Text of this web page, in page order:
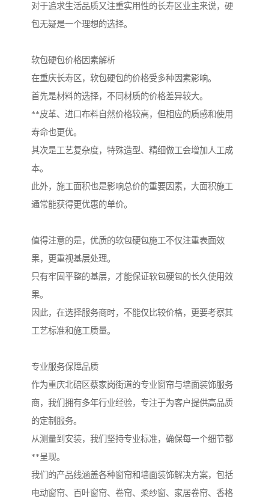
对于追求生活品质又注重实用性的长寿区业主来说，硬
包无疑是一个理想的选择。
软包硬包价格因素解析
在重庆长寿区，软包硬包的价格受多种因素影响。
首先是材料的选择，不同材质的价格差异较大。
**皮革、进口布料自然价格较高，但相应的质感和使用
寿命也更优。
其次是工艺复杂度，特殊造型、精细做工会增加人工成
本。
此外，施工面积也是影响总价的重要因素，大面积施工
通常能获得更优惠的单价。
值得注意的是，优质的软包硬包施工不仅注重表面效
果，更重视基层处理。
只有牢固平整的基层，才能保证软包硬包的长久使用效
果。
因此，在选择服务商时，不能仅比较价格，更要考察其
工艺标准和施工质量。
专业服务保障品质
作为重庆北碚区蔡家岗街道的专业窗帘与墙面装饰服务
商，我们拥有多年行业经验，专注于为客户提供高品质
的定制服务。
从测量到安装，我们坚持专业标准，确保每一个细节都
**呈现。
我们的产品线涵盖各种窗帘和墙面装饰解决方案，包括
电动窗帘、百叶窗帘、卷帘、柔纱窗、家居卷帘、香格